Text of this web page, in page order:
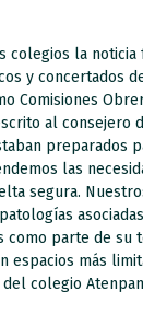
colegios la noticia
y concertados
Comisiones
al consejero
preparados
las
segura.
parte de su
espacios más
colegio